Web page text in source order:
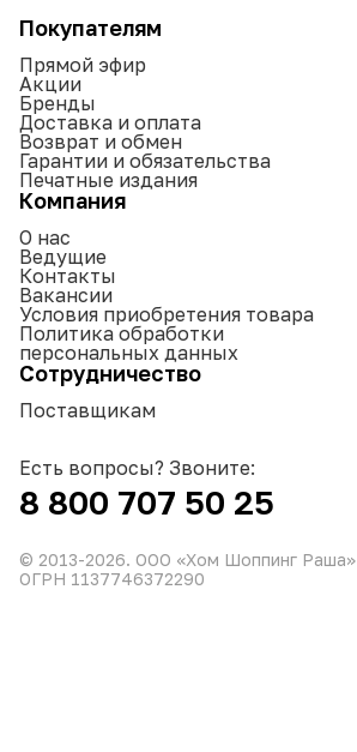
Покупателям
Прямой эфир
Акции
Бренды
Доставка и оплата
Возврат и обмен
Гарантии и обязательства
Печатные издания
Компания
О нас
Ведущие
Контакты
Вакансии
Условия приобретения товара
Политика обработки
персональных данных
Сотрудничество
Поставщикам
Есть вопросы? Звоните:
8 800 707 50 25
© 2013-2026. ООО «Хом Шоппинг Раша»
ОГРН 1137746372290